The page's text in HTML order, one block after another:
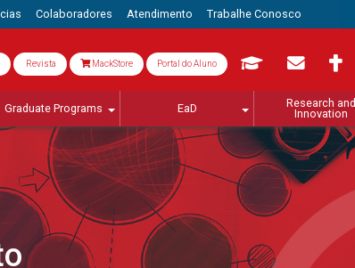
Colaboradores Atendimento Trabalhe Conosco
Revista MackStore Portal do Aluno
Graduate Programs EaD
Research and
Innovation